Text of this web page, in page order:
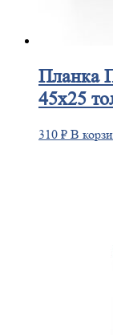
Планка
45х25
310 ₽ В